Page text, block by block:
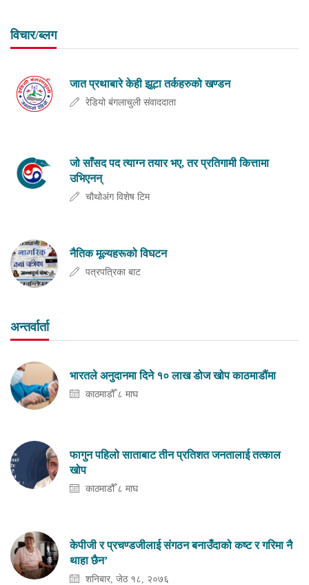
विचार/ब्लग
जात प्रथाबारे केही झूटा तर्कहरुको खण्डन
रेडियो बंगलाचुली संवाददाता
जो साँसद पद त्याग्न तयार भए, तर प्रतिगामी कित्तामा
उभिएनन्
चौथोअंग विशेष टिम
नैतिक मूल्यहरूको विघटन
पत्रपत्रिका बाट
अन्तर्वार्ता
भारतले अनुदानमा दिने १० लाख डोज खोप काठमाडौंमा
काठमाडौँ ८ माघ
फागुन पहिलो साताबाट तीन प्रतिशत जनतालाई तत्काल
खोप
काठमाडौँ ८ माघ
केपीजी र प्रचण्डजीलाई संगठन बनाउँदाको कष्ट र गरिमा नै
थाहा छैन’
शनिबार, जेठ १८, २०७६